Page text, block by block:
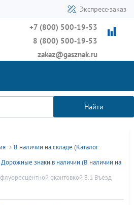
Экспресс-заказ
+7 (800) 500-19-53
8 (800) 500-19-53
zakaz@gasznak.ru
Найти
В наличии на складе (Каталог
Дорожные знаки в наличии (В наличии на
окантовкой 3.1 Въезд